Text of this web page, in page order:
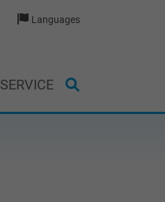
Languages
SERVICE